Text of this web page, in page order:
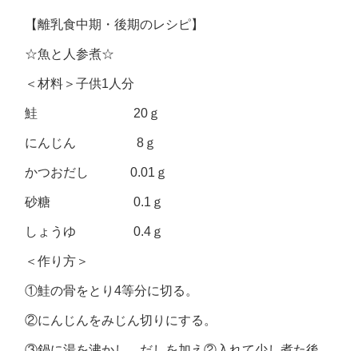
【離乳食中期・後期のレシピ】
☆魚と人参煮☆
＜材料＞子供1人分
鮭 20ｇ
にんじん 8ｇ
かつおだし 0.01ｇ
砂糖 0.1ｇ
しょうゆ 0.4ｇ
＜作り方＞
①鮭の骨をとり4等分に切る。
②にんじんをみじん切りにする。